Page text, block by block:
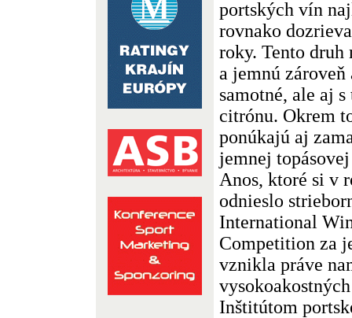
portských vín
rovnako
roky. Tento druh
a jemnú
samotné, ale aj
citrónu. Okrem
ponúkajú aj
jemnej
Anos, ktoré si v
odnieslo
International
Competition za
vznikla práve
Inštitútom